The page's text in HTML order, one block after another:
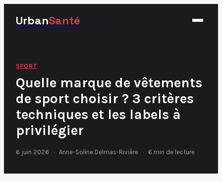
UrbanSanté
Nutrition
Santé
Sport
SPORT
Quelle marque de vêtements
de sport choisir ? 3 critères
techniques et les labels à
privilégier
6 juin 2026 · Anne-Soline Delmas-Rivière · 6 min de lecture